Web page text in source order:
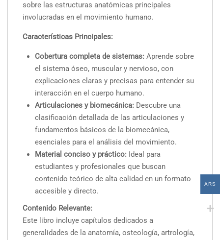
sobre las estructuras anatómicas principales
involucradas en el movimiento humano.
Características Principales:
Cobertura completa de sistemas: Aprende sobre
el sistema óseo, muscular y nervioso, con
explicaciones claras y precisas para entender su
interacción en el cuerpo humano.
Articulaciones y biomecánica: Descubre una
clasificación detallada de las articulaciones y
fundamentos básicos de la biomecánica,
esenciales para el análisis del movimiento.
Material conciso y práctico: Ideal para
estudiantes y profesionales que buscan
contenido teórico de alta calidad en un formato
accesible y directo.
Contenido Relevante:
Este libro incluye capítulos dedicados a
generalidades de la anatomía, osteología, artrología,
ARS